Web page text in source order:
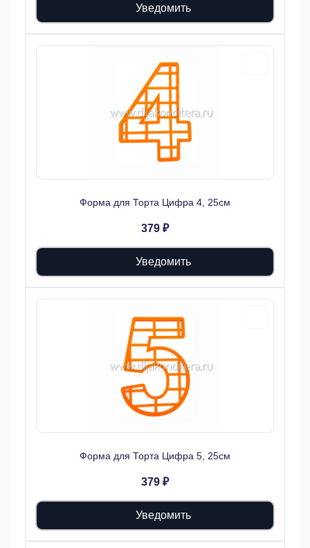
Уведомить
Форма для Торта Цифра 4, 25см
379 ₽
Уведомить
Форма для Торта Цифра 5, 25см
379 ₽
Уведомить